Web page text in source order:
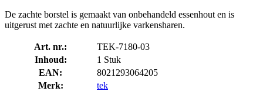
De zachte borstel is gemaakt van onbehandeld essenhout en is
uitgerust met zachte en natuurlijke varkensharen.
Art. nr.:
TEK-7180-03
Inhoud:
1 Stuk
EAN:
8021293064205
Merk:
tek